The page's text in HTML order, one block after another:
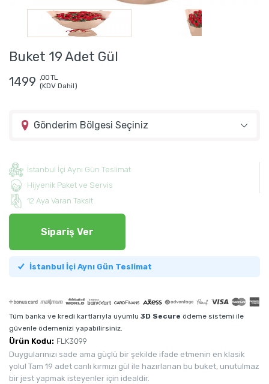
Buket 19 Adet Gül
1499 ,00 TL
(KDV Dahil)
Gönderim Bölgesi Seçiniz
İstanbul İçi Aynı Gün Teslimat
Hijyenik Paket ve Servis
12 Aya Varan Taksit
Sipariş Ver
İstanbul İçi Aynı Gün Teslimat
Tüm banka ve kredi kartlarıyla uyumlu 3D Secure ödeme sistemi ile
güvenle ödemenizi yapabilirsiniz.
Ürün Kodu: FLK3099
Duygularınızı sade ama güçlü bir şekilde ifade etmenin en klasik
yolu! Tam 19 adet canlı kırmızı gül ile hazırlanan bu buket, unutulmaz
bir jest yapmak isteyenler için idealdir.